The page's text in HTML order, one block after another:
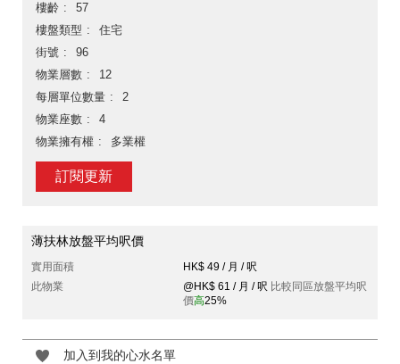
樓齡
57
樓盤類型
住宅
街號
96
物業層數
12
每層單位數量
2
物業座數
4
物業擁有權
多業權
訂閱更新
薄扶林放盤平均呎價
實用面積
HK$ 49 / 月 / 呎
此物業
@HK$ 61 / 月 / 呎 比較同區放盤平均呎
價高25%
加入到我的心水名單